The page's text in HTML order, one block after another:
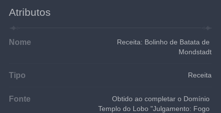
Atributos
Nome
Receita: Bolinho de Batata de
Mondstadt
Tipo Receita
Fonte
Obtido ao completar o Domínio
Templo do Lobo "Julgamento: Fogo